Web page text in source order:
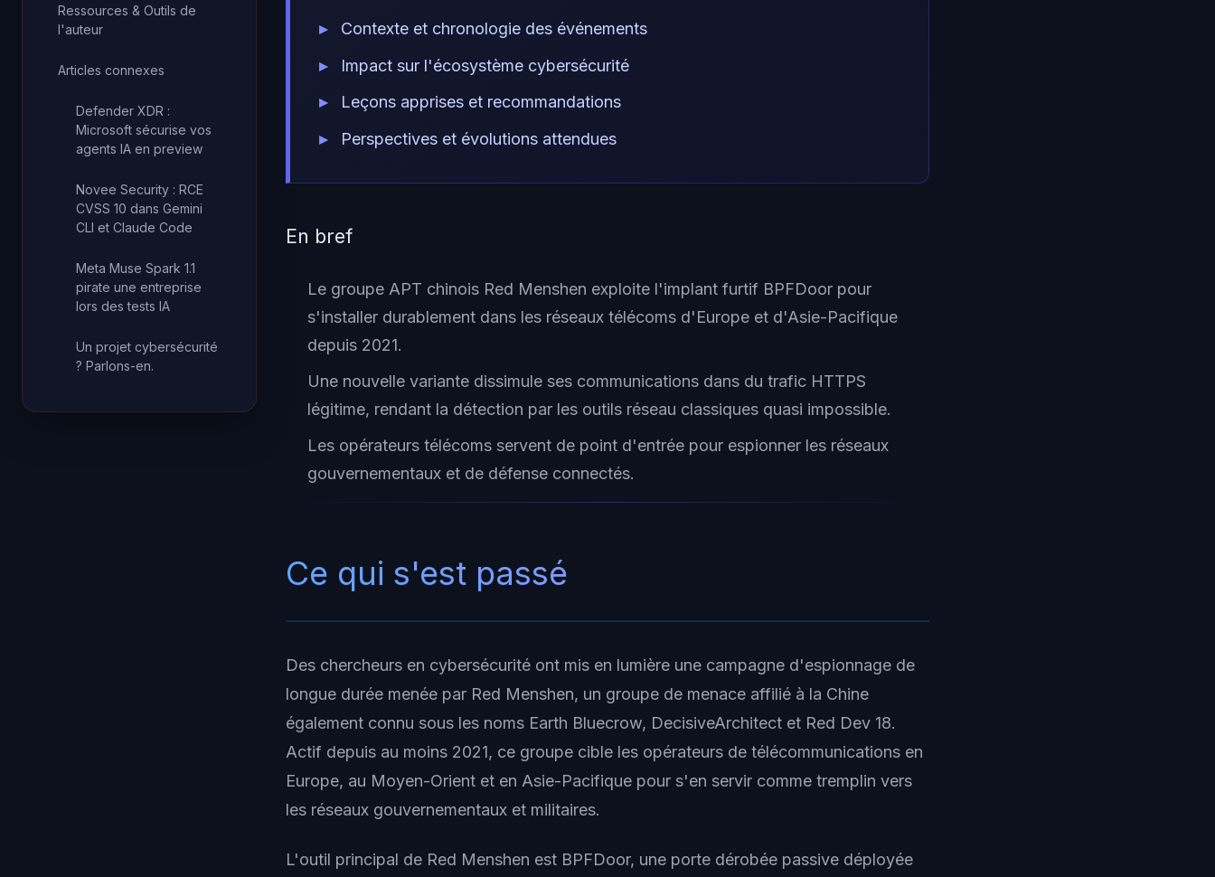
Ressources & Outils de
l'auteur
Articles connexes
Defender XDR :
Microsoft sécurise vos
agents IA en preview
Novee Security : RCE
CVSS 10 dans Gemini
CLI et Claude Code
Meta Muse Spark 1.1
pirate une entreprise
lors des tests IA
Un projet cybersécurité
? Parlons-en.
Contexte et chronologie des événements
Impact sur l'écosystème cybersécurité
Leçons apprises et recommandations
Perspectives et évolutions attendues
En bref
Le groupe APT chinois Red Menshen exploite l'implant furtif BPFDoor pour
s'installer durablement dans les réseaux télécoms d'Europe et d'Asie-Pacifique
depuis 2021.
Une nouvelle variante dissimule ses communications dans du trafic HTTPS
légitime, rendant la détection par les outils réseau classiques quasi impossible.
Les opérateurs télécoms servent de point d'entrée pour espionner les réseaux
gouvernementaux et de défense connectés.
Ce qui s'est passé
Des chercheurs en cybersécurité ont mis en lumière une campagne d'espionnage de
longue durée menée par Red Menshen, un groupe de menace affilié à la Chine
également connu sous les noms Earth Bluecrow, DecisiveArchitect et Red Dev 18.
Actif depuis au moins 2021, ce groupe cible les opérateurs de télécommunications en
Europe, au Moyen-Orient et en Asie-Pacifique pour s'en servir comme tremplin vers
les réseaux gouvernementaux et militaires.
L'outil principal de Red Menshen est BPFDoor, une porte dérobée passive déployée